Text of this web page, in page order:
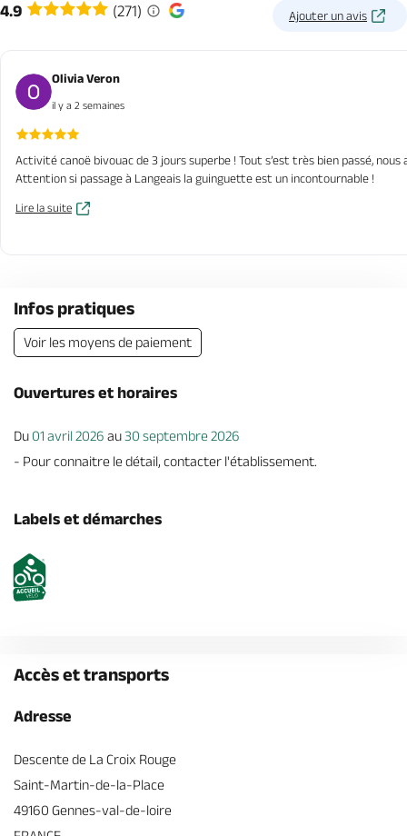
4.9 (271) Ajouter un avis
Olivia Veron
il y a 2 semaines
Activité canoë bivouac de 3 jours superbe ! Tout s’est très bien passé,
Attention si passage à Langeais la guinguette est un incontournable !
Lire la suite
Infos pratiques
Voir les moyens de paiement
Ouvertures et horaires
Du 01 avril 2026 au30 septembre 2026
- Pour connaitre le détail, contacter l'établissement.
Labels et démarches
Accès et transports
Adresse
Descente de La Croix Rouge
Saint-Martin-de-la-Place
49160 Gennes-val-de-loire